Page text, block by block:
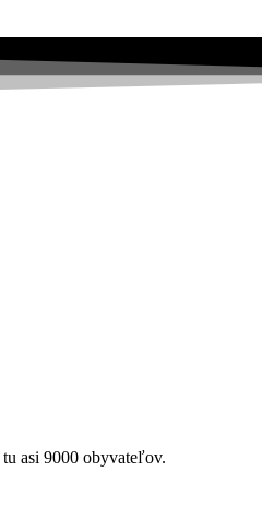
asi 9000 obyvateľov.